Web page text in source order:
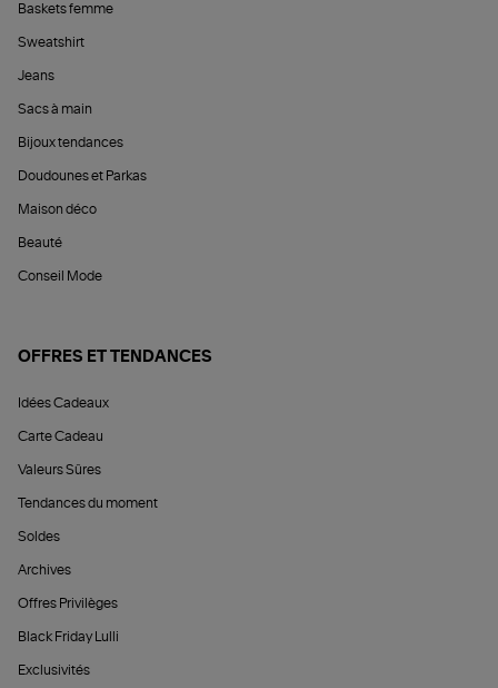
Baskets femme
Sweatshirt
Jeans
Sacs à main
Bijoux tendances
Doudounes et Parkas
Maison déco
Beauté
Conseil Mode
OFFRES ET TENDANCES
Idées Cadeaux
Carte Cadeau
Valeurs Sûres
Tendances du moment
Soldes
Archives
Offres Privilèges
Black Friday Lulli
Exclusivités